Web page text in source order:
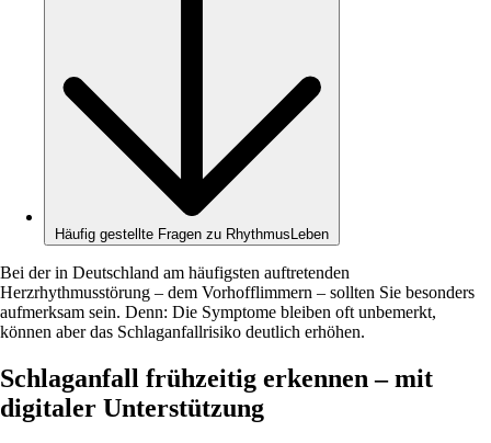
Häufig gestellte Fragen zu RhythmusLeben
Bei der in Deutschland am häufigsten auftretenden
Herzrhythmusstörung – dem Vorhofflimmern – sollten Sie besonders
aufmerksam sein. Denn: Die Symptome bleiben oft unbemerkt,
können aber das Schlaganfallrisiko deutlich erhöhen.
Schlaganfall frühzeitig erkennen – mit
digitaler Unterstützung